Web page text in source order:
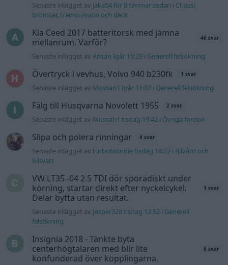
Senaste inlägget av jaka54 för 8 timmar sedan i Chassi,
bromsar, transmission och däck
Kia Ceed 2017 batteritorsk med jämna
mellanrum. Varför?
46 svar
Senaste inlägget avAnsan Igår 15:29 i Generell felsökning
Övertryck i vevhus, Volvo 940 b230fk 1 svar
Senaste inlägget av Mossan1 Igår 11:07 i Generell felsökning
Fälg till Husqvarna Novolett 1955 2 svar
Senaste inlägget av Mossan1 tisdag 19:42 i Övriga fordon
Slipa och polera rinningar 4 svar
Senaste inlägget avturboblondie tisdag 14:22 i Bilvård och
biltvätt
VW LT35 -04 2.5 TDI dör sporadiskt under
körning, startar direkt efter nyckelcykel.
Delar bytta utan resultat.
1 svar
Senaste inlägget av Jesper328 tisdag 12:52 i Generell
felsökning
Insignia 2018 - Tänkte byta
centerhögtalaren med blir lite
konfunderad över kopplingarna.
6 svar